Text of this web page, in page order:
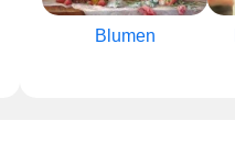
Blumen